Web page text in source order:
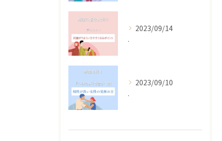
2023/09/14
.
2023/09/10
.